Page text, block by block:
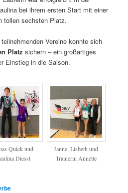
bei ihrem ersten Start mit einer
tollen sechsten Platz.
Vereine konnte sich
Platz sichern – ein großartiges
Einstieg in die Saison.
Quick und
Diessl
Janne, Lisbeth und
Trainerin Annette